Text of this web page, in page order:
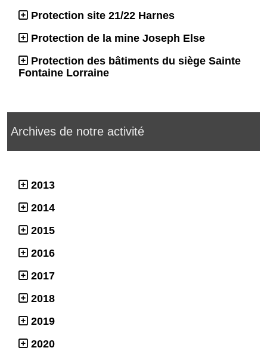
Protection site 21/22 Harnes
Protection de la mine Joseph Else
Protection des bâtiments du siège Sainte
Fontaine Lorraine
Archives de notre activité
2013
2014
2015
2016
2017
2018
2019
2020